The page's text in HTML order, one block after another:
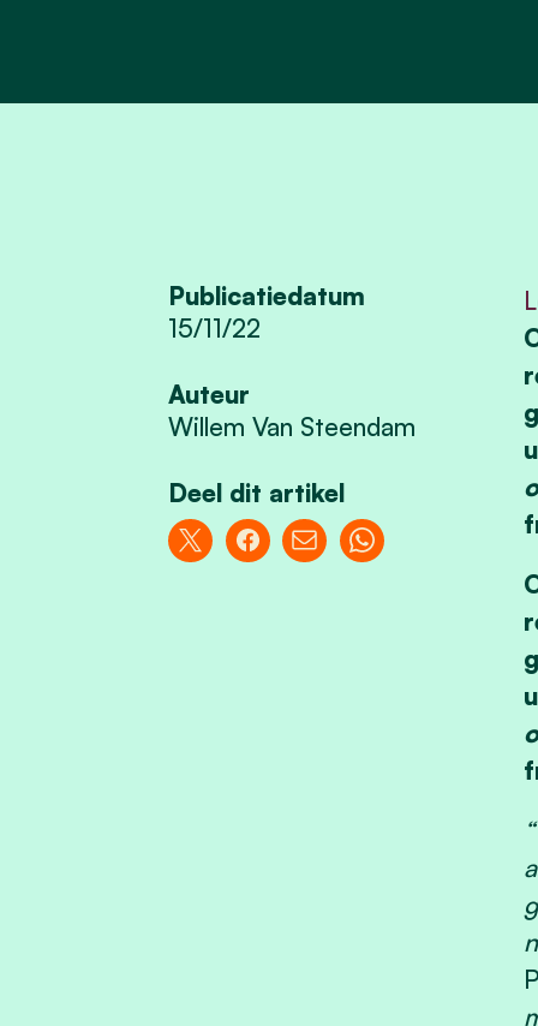
Publicatiedatum
15/11/22
Auteur
Willem Van Steendam
Deel dit artikel